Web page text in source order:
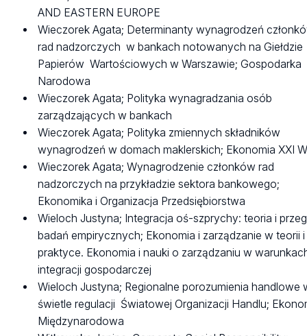
AND EASTERN EUROPE
Wieczorek Agata; Determinanty wynagrodzeń
rad nadzorczych w bankach notowanych na Giełdzie
Papierów Wartościowych w Warszawie; Gospodarka
Narodowa
Wieczorek Agata; Polityka wynagradzania osób
zarządzających w bankach
Wieczorek Agata; Polityka zmiennych składników
wynagrodzeń w domach maklerskich; Ekonomia XXI
Wieczorek Agata; Wynagrodzenie członków rad
nadzorczych na przykładzie sektora bankowego;
Ekonomika i Organizacja Przedsiębiorstwa
Wieloch Justyna; Integracja oś-szprychy: teoria i
badań empirycznych; Ekonomia i zarządzanie w teorii i
praktyce. Ekonomia i nauki o zarządzaniu w
integracji gospodarczej
Wieloch Justyna; Regionalne porozumienia handlowe
świetle regulacji Światowej Organizacji Handlu;
Międzynarodowa